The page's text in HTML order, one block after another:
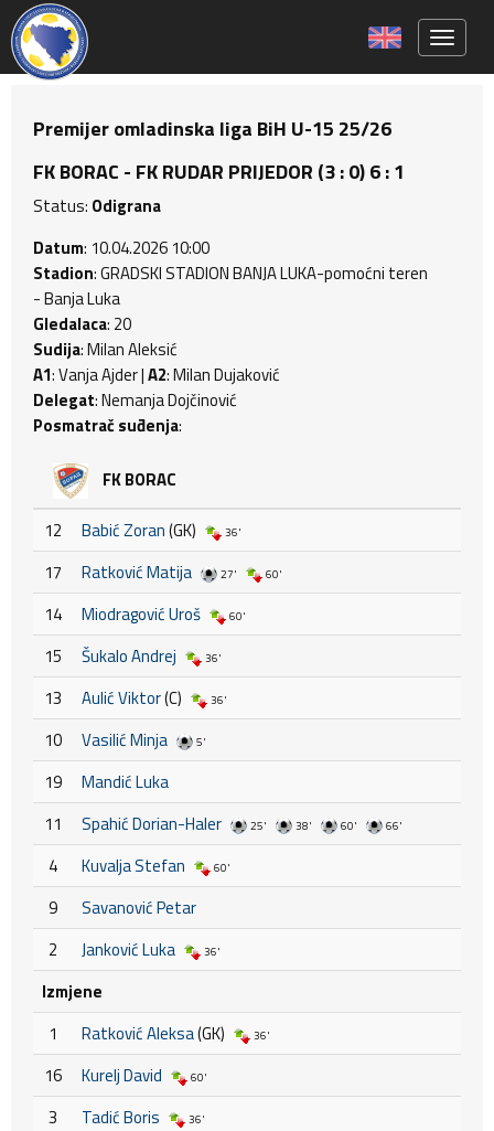
Premijer omladinska liga BiH U-15 25/26
FK BORAC - FK RUDAR PRIJEDOR (3 : 0) 6 : 1
Status: Odigrana
Datum: 10.04.2026 10:00
Stadion: GRADSKI STADION BANJA LUKA-pomoćni teren
- Banja Luka
Gledalaca: 20
Sudija: Milan Aleksić
A1: Vanja Ajder |A2: Milan Dujaković
Delegat: Nemanja Dojčinović
Posmatrač suđenja:
FK BORAC
12 Babić Zoran(GK) 36'
17 Ratković Matija 27' 60'
14 Miodragović Uroš 60'
15 Šukalo Andrej 36'
13 Aulić Viktor(C) 36'
10 Vasilić Minja 5'
19
Mandić Luka
11
Spahić Dorian-Haler 25' 38' 60' 66'
4 Kuvalja Stefan 60'
9
Savanović Petar
2
Janković Luka 36'
Izmjene
1
Ratković Aleksa(GK) 36'
16 Kurelj David 60'
3 Tadić Boris 36'